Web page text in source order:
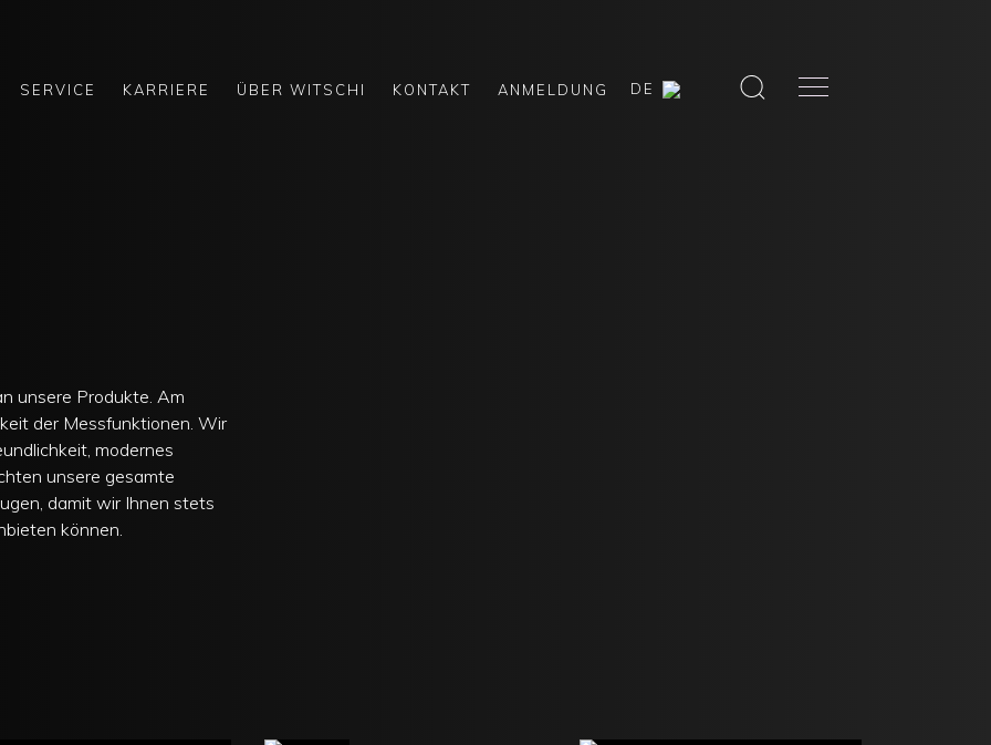
SERVICE KARRIERE ÜBER WITSCHI KONTAKT ANMELDUNG DE
unsere Produkte. Am
der Messfunktionen. Wir
modernes
unsere gesamte
damit wir Ihnen stets
können.